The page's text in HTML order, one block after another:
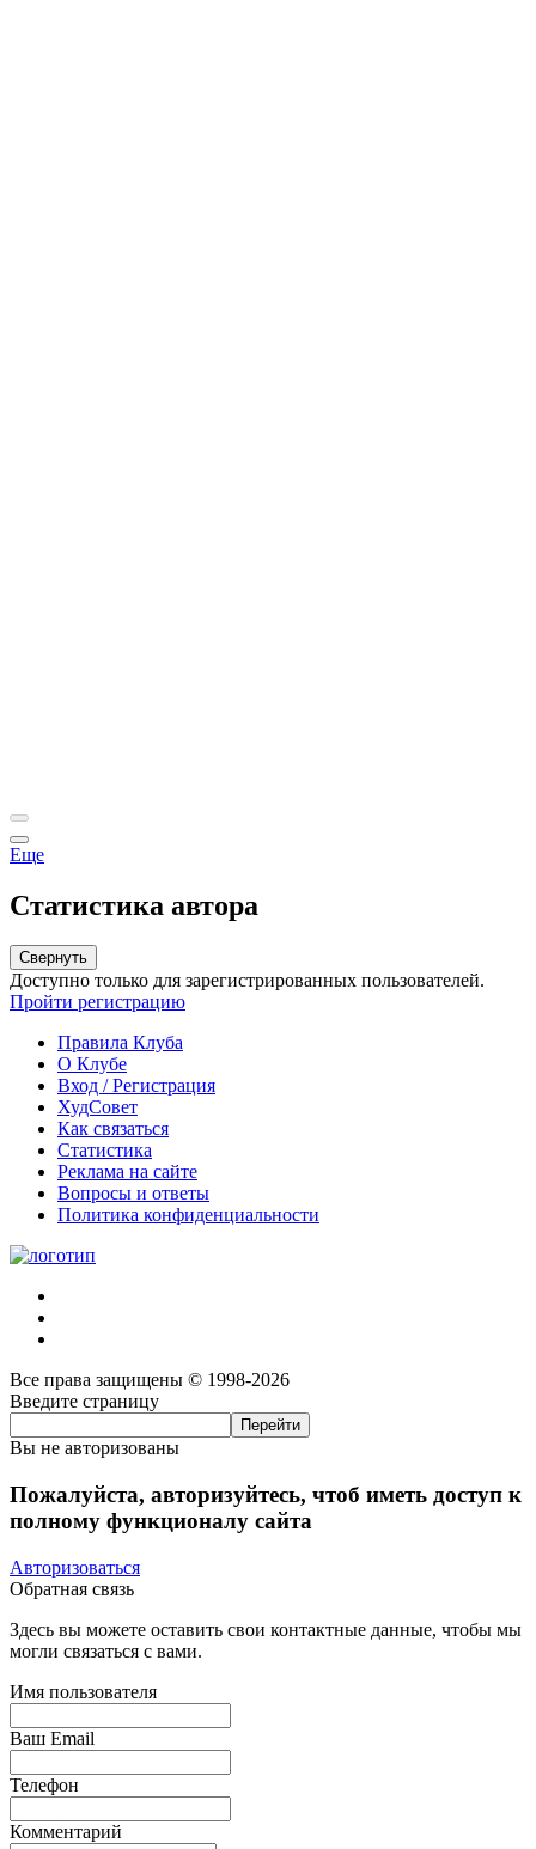
Еще
Статистика автора
Свернуть
Доступно только для зарегистрированных пользователей.
Пройти регистрацию
Правила Клуба
О Клубе
Вход / Регистрация
ХудСовет
Как связаться
Статистика
Реклама на сайте
Вопросы и ответы
Политика конфиденциальности
Все права защищены © 1998-2026
Введите страницу
Вы не авторизованы
Пожалуйста, авторизуйтесь, чтоб иметь доступ к
полному функционалу сайта
Авторизоваться
Обратная связь
Здесь вы можете оставить свои контактные данные, чтобы мы
могли связаться с вами.
Имя пользователя
Ваш Email
Телефон
Комментарий